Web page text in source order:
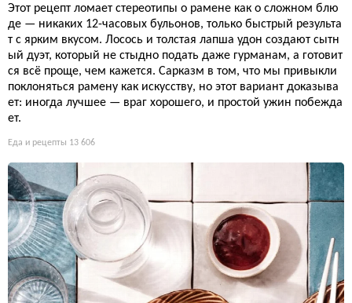
Этот рецепт ломает стереотипы о рамене как о сложном блю
де — никаких 12-часовых бульонов, только быстрый результа
т с ярким вкусом. Лосось и толстая лапша удон создают сытн
ый дуэт, который не стыдно подать даже гурманам, а готовит
ся всё проще, чем кажется. Сарказм в том, что мы привыкли
поклоняться рамену как искусству, но этот вариант доказыва
ет: иногда лучшее — враг хорошего, и простой ужин побежда
ет.
Еда и рецепты 13 606